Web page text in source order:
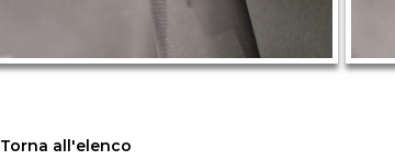
Torna all'elenco